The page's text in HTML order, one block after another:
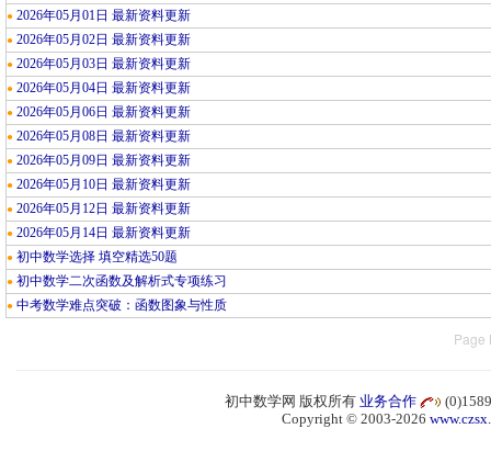
● 2026年05月01日 最新资料更新
● 2026年05月02日 最新资料更新
● 2026年05月03日 最新资料更新
● 2026年05月04日 最新资料更新
● 2026年05月06日 最新资料更新
● 2026年05月08日 最新资料更新
● 2026年05月09日 最新资料更新
● 2026年05月10日 最新资料更新
● 2026年05月12日 最新资料更新
● 2026年05月14日 最新资料更新
● 初中数学选择 填空精选50题
● 初中数学二次函数及解析式专项练习
● 中考数学难点突破：函数图象与性质
Page
初中数学网 版权所有 业务合作
Copyright © 2003-2026